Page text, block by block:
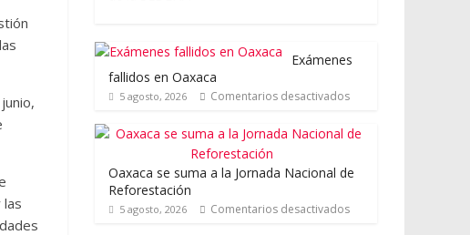
las
Exámenes
fallidos en Oaxaca
5 agosto, 2026 Comentarios desactivados
Oaxaca se suma a la Jornada Nacional de
Reforestación
5 agosto, 2026 Comentarios desactivados